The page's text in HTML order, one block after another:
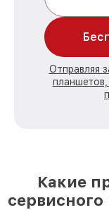
Отправляя
Какие